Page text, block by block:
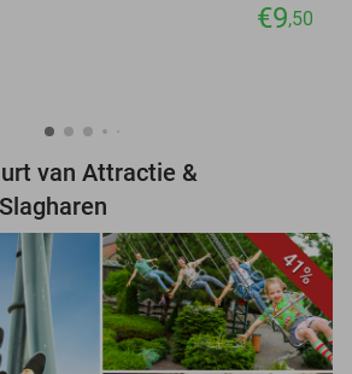
€9,50
van Attractie &
41%